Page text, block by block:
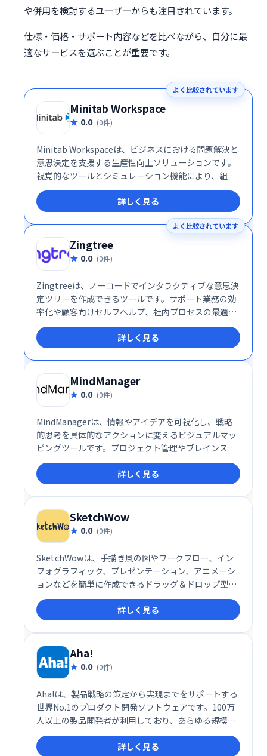
や併用を検討するユーザーからも注目されています。
仕様・価格・サポート内容などを比べながら、自分に最
適なサービスを選ぶことが重要です。
よく比較されています
Minitab Workspace
0.0 (0件)
Minitab Workspaceは、ビジネスにおける問題解決と
意思決定を支援する生産性向上ソリューションです。
視覚的なツールとシミュレーション機能により、組織
のプロセスを可視化し、複雑な問題を効果的に分析で
きます。業務改善やリスク管理をスムーズに進め、よ
り良い意思決定をサポートします。直感的な操作性
で、専門知識がなくても容易に利用可能です。
詳しく見る
よく比較されています
Zingtree
0.0 (0件)
Zingtreeは、ノーコードでインタラクティブな意思決
定ツリーを作成できるツールです。サポート業務の効
率化や顧客向けセルフヘルプ、社内プロセスの最適化
に最適。複雑なフローを分かりやすい選択肢形式で表
示し、ユーザーをスムーズに導きます。ITスキル不要
で、ビジネス担当者自身が柔軟に作成・運用できるた
め、迅速な導入と改善が可能です。様々なビジネスシ
ーンで、ユーザー体験と業務効率の向上を実現しま
す。
詳しく見る
MindManager
0.0 (0件)
MindManagerは、情報やアイデアを可視化し、戦略
的思考を具体的なアクションに変えるビジュアルマッ
ピングツールです。プロジェクト管理やブレインスト
ーミング、戦略計画など、複雑な情報を整理し、生産
性を劇的に向上させます。詳しく見る
SketchWow
0.0 (0件)
SketchWowは、手描き風の図やワークフロー、イン
フォグラフィック、プレゼンテーション、アニメーシ
ョンなどを簡単に作成できるドラッグ＆ドロップ型の
デザインツールです。視覚的にユニークで目を引くコ
ンテンツを手軽に作成できるため、デザインのスキル
がなくてもプロフェッショナルな仕上がりを実現でき
ます。
詳しく見る
Aha!
0.0 (0件)
Aha!は、製品戦略の策定から実現までをサポートする
世界No.1のプロダクト開発ソフトウェアです。100万
人以上の製品開発者が利用しており、あらゆる規模の
製品チームに最適なソリューションを提供していま
す。
詳しく見る